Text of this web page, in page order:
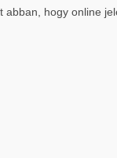
hogy online